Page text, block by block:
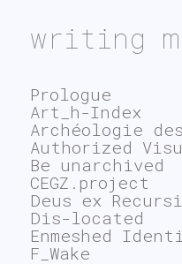
writing
Prologue
Art_h-Index
Archéologie
Authorized
Be unarchived
CEGZ.project
Deus ex
Dis-located
Enmeshed
F_Wake